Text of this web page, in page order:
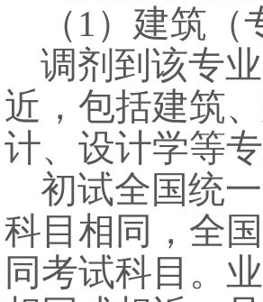
（1 ）建筑（
调剂到该专
近，包括建筑
计、设计学等专
初试全国统
科目相同，全
同考试科目。